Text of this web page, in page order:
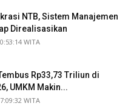
NTB, Sistem Manajemen
Direalisasikan
WITA
Rp33,73 Triliun di
UMKM Makin...
WITA